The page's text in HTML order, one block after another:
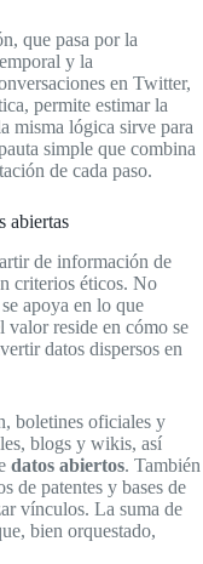
que pasa por la
y la
en Twitter,
permite estimar la
misma lógica sirve para
simple que combina
de cada paso.
abiertas
de información de
criterios éticos. No
apoya en lo que
valor reside en cómo se
datos dispersos en
boletines oficiales y
blogs y wikis, así
datos abiertos. También
de patentes y bases de
vínculos. La suma de
bien orquestado,